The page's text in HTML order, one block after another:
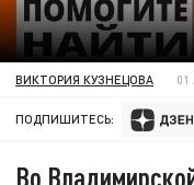
ВИКТОРИЯ КУЗНЕЦОВА 01
ПОДПИШИТЕСЬ:
Во